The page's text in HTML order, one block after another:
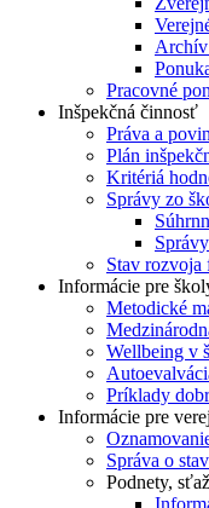
Archív
Pracovné
Inšpekčná činnosť
Práva a
Plán
Kritériá
Správy zo
Stav rozvoja
Informácie pre
Metodické
Wellbeing v
Príklady
Informácie pre
Správa o
Podnety,